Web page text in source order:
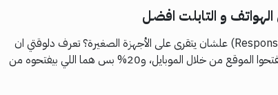
و التابلت افضل
إزاي اخلى الموقع بتاعى موقع متجاوب (Responsive) علشان يتقرى على الأجهزة الصغيرة؟ تعرف دلوقتي ان
في معظم المواقع 80% من مستخدمينها بيفتحوا الموقع من خلال الموبايل، و20% بس هما اللي بيفتحوه من